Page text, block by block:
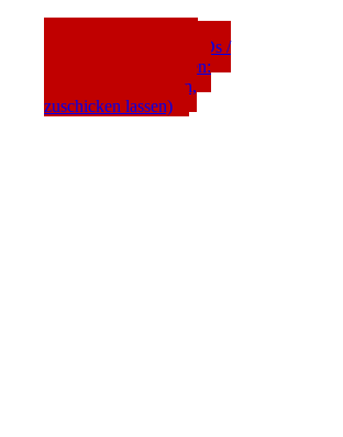
(Gutscheine / Abos / CDs /
Mordsfrühstück-Karten:
bestellen, überweisen,
zuschicken lassen)